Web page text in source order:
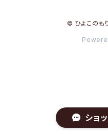
ショ
© ひよこの